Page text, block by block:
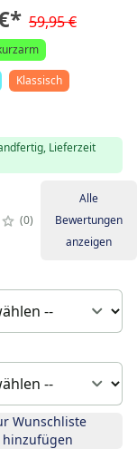
* 59,95 €
Klassisch
Lieferzeit
0
Alle
Bewertungen
anzeigen
Wunschliste
hinzufügen